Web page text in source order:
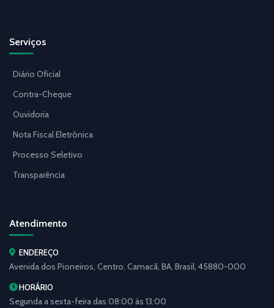
Serviços
Diário Oficial
Contra-Cheque
Ouvidoria
Nota Fiscal Eletrônica
Processo Seletivo
Transparência
Atendimento
ENDEREÇO
Avenida dos Pioneiros, Centro, Camacã, BA, Brasil, 45880-000
HORÁRIO
Segunda a sexta-feira das 08:00 às 13:00